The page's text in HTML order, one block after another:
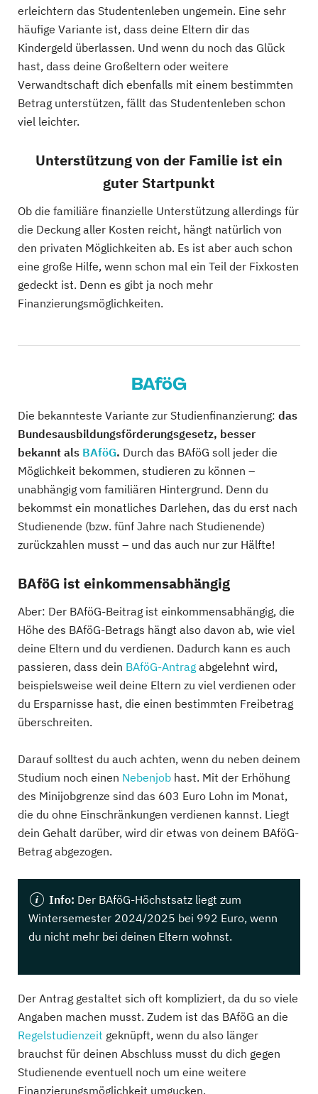
erleichtern das Studentenleben ungemein. Eine sehr
häufige Variante ist, dass deine Eltern dir das
Kindergeld überlassen. Und wenn du noch das Glück
hast, dass deine Großeltern oder weitere
Verwandtschaft dich ebenfalls mit einem bestimmten
Betrag unterstützen, fällt das Studentenleben schon
viel leichter.
Unterstützung von der Familie ist ein
guter Startpunkt
Ob die familiäre finanzielle Unterstützung allerdings für
die Deckung aller Kosten reicht, hängt natürlich von
den privaten Möglichkeiten ab. Es ist aber auch schon
eine große Hilfe, wenn schon mal ein Teil der Fixkosten
gedeckt ist. Denn es gibt ja noch mehr
Finanzierungsmöglichkeiten.
BAföG
Die bekannteste Variante zur Studienfinanzierung: das
Bundesausbildungsförderungsgesetz, besser
bekannt als BAföG. Durch das BAföG soll jeder die
Möglichkeit bekommen, studieren zu können –
unabhängig vom familiären Hintergrund. Denn du
bekommst ein monatliches Darlehen, das du erst nach
Studienende (bzw. fünf Jahre nach Studienende)
zurückzahlen musst – und das auch nur zur Hälfte!
BAföG ist einkommensabhängig
Aber: Der BAföG-Beitrag ist einkommensabhängig, die
Höhe des BAföG-Betrags hängt also davon ab, wie viel
deine Eltern und du verdienen. Dadurch kann es auch
passieren, dass dein BAföG-Antrag abgelehnt wird,
beispielsweise weil deine Eltern zu viel verdienen oder
du Ersparnisse hast, die einen bestimmten Freibetrag
überschreiten.
Darauf solltest du auch achten, wenn du neben deinem
Studium noch einen Nebenjob hast. Mit der Erhöhung
des Minijobgrenze sind das 603 Euro Lohn im Monat,
die du ohne Einschränkungen verdienen kannst. Liegt
dein Gehalt darüber, wird dir etwas von deinem BAföG-
Betrag abgezogen.
Info: Der BAföG-Höchstsatz liegt zum
Wintersemester 2024/2025 bei 992 Euro, wenn
du nicht mehr bei deinen Eltern wohnst.
Der Antrag gestaltet sich oft kompliziert, da du so viele
Angaben machen musst. Zudem ist das BAföG an die
Regelstudienzeit geknüpft, wenn du also länger
brauchst für deinen Abschluss musst du dich gegen
Studienende eventuell noch um eine weitere
Finanzierungsmöglichkeit umgucken.